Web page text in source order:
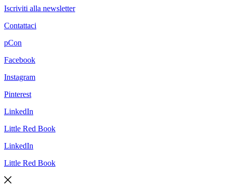
Iscriviti alla newsletter
Contattaci
pCon
Facebook
Instagram
Pinterest
LinkedIn
Little Red Book
LinkedIn
Little Red Book